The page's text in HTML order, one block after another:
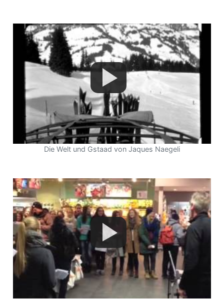
Die Welt und Gstaad von Jaques Naegeli